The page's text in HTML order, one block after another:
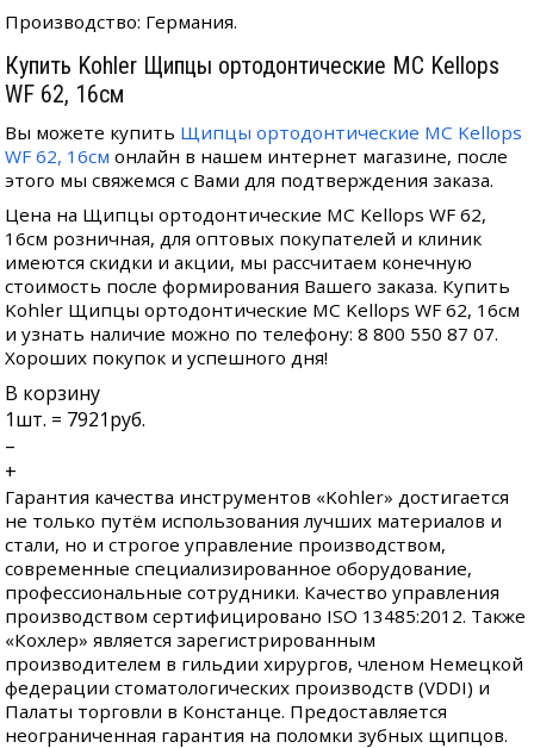
Производство: Германия.
Купить Kohler Щипцы ортодонтические MC Kellops
WF 62, 16см
Вы можете купить Щипцы ортодонтические MC Kellops
WF 62, 16см онлайн в нашем интернет магазине, после
этого мы свяжемся с Вами для подтверждения заказа.
Цена на Щипцы ортодонтические MC Kellops WF 62,
16см розничная, для оптовых покупателей и клиник
имеются скидки и акции, мы рассчитаем конечную
стоимость после формирования Вашего заказа. Купить
Kohler Щипцы ортодонтические MC Kellops WF 62, 16см
и узнать наличие можно по телефону: 8 800 550 87 07.
Хороших покупок и успешного дня!
В корзину
1шт. = 7921руб.
–
+
Гарантия качества инструментов «Kohler» достигается
не только путём использования лучших материалов и
стали, но и строгое управление производством,
современные специализированное оборудование,
профессиональные сотрудники. Качество управления
производством сертифицировано ISO 13485:2012. Также
«Кохлер» является зарегистрированным
производителем в гильдии хирургов, членом Немецкой
федерации стоматологических производств (VDDI) и
Палаты торговли в Констанце. Предоставляется
неограниченная гарантия на поломки зубных щипцов.